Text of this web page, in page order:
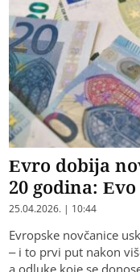
Evro dobija
20 godina:
25.04.2026. | 10:44
Evropske novčanice
– i to prvi put nakon